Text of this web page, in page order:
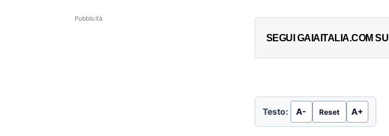
Pubblicità
SEGUI GAIAITALIA.COM SU
Testo: A- Reset A+